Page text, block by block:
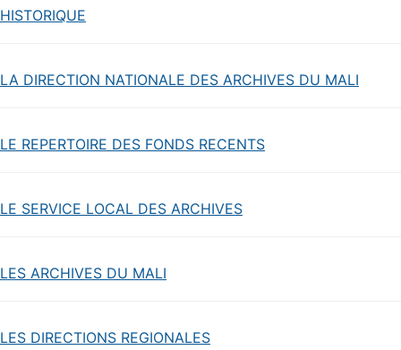
HISTORIQUE
LA DIRECTION NATIONALE DES ARCHIVES DU MALI
LE REPERTOIRE DES FONDS RECENTS
LE SERVICE LOCAL DES ARCHIVES
LES ARCHIVES DU MALI
LES DIRECTIONS REGIONALES